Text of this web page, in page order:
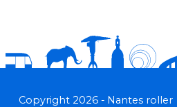
Copyright 2026 - Nantes roller